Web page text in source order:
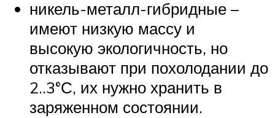
никель-металл-гибридные –
имеют низкую массу и
высокую экологичность, но
отказывают при похолодании до
2..3°С, их нужно хранить в
заряженном состоянии.